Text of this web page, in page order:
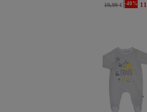
19,99 € -40%